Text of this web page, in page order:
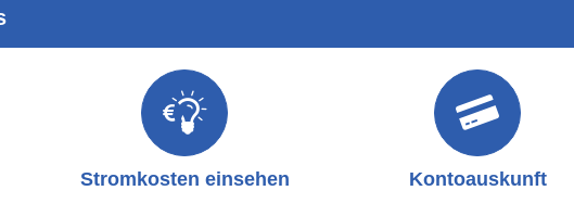
Stromkosten einsehen Kontoauskunft